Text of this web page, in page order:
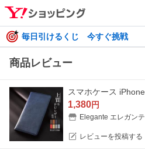
毎日引けるくじ 今すぐ挑戦
商品レビュー
1,380円
Elegante エレガンテ
レビューを投稿する